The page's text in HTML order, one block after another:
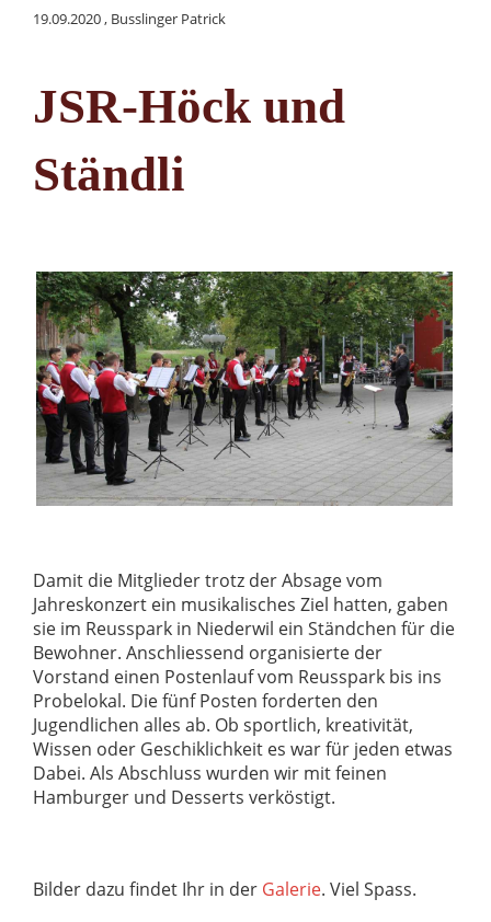
19.09.2020, Busslinger Patrick
JSR-Höck und
Ständli
Damit die Mitglieder trotz der Absage vom
Jahreskonzert ein musikalisches Ziel hatten, gaben
sie im Reusspark in Niederwil ein Ständchen für die
Bewohner. Anschliessend organisierte der
Vorstand einen Postenlauf vom Reusspark bis ins
Probelokal. Die fünf Posten forderten den
Jugendlichen alles ab. Ob sportlich, kreativität,
Wissen oder Geschiklichkeit es war für jeden etwas
Dabei. Als Abschluss wurden wir mit feinen
Hamburger und Desserts verköstigt.
Bilder dazu findet Ihr in der Galerie. Viel Spass.